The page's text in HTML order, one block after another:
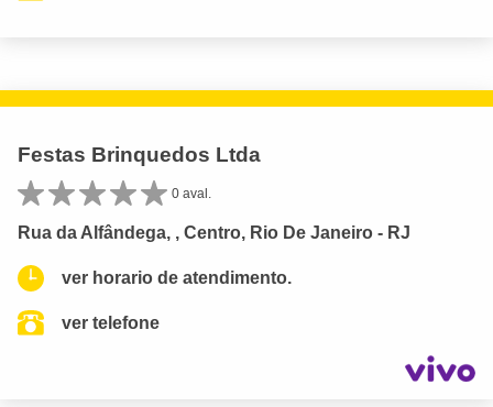
Festas Brinquedos Ltda
0 aval.
Rua da Alfândega, , Centro, Rio De Janeiro - RJ
ver horario de atendimento.
ver telefone